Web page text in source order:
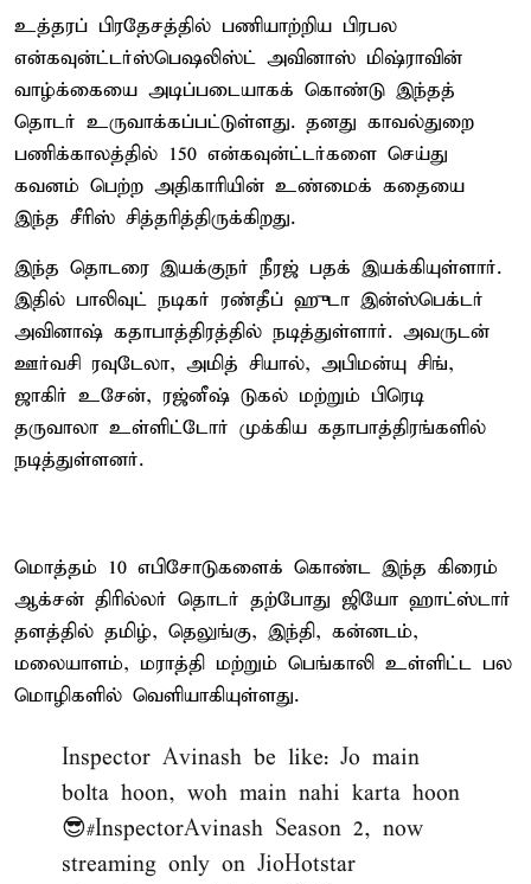
உத்தரப் பிரதேசத்தில் பணியாற்றிய பிரபல
என்கவுன்ட்டர்ஸ்பெஷலிஸ்ட் அவினாஸ் மிஷ்ராவின்
வாழ்க்கையை அடிப்படையாகக் கொண்டு இந்தத்
தொடர் உருவாக்கப்பட்டுள்ளது. தனது காவல்துறை
பணிக்காலத்தில் 150 என்கவுன்ட்டர்களை செய்து
கவனம் பெற்ற அதிகாரியின் உண்மைக் கதையை
இந்த சீரிஸ் சித்தரித்திருக்கிறது.
இந்த தொடரை இயக்குநர் நீரஜ் பதக் இயக்கியுள்ளார்.
இதில் பாலிவுட் நடிகர் ரண்தீப் ஹுடா இன்ஸ்பெக்டர்
அவினாஷ் கதாபாத்திரத்தில் நடித்துள்ளார். அவருடன்
ஊர்வசி ரவுடேலா, அமித் சியால், அபிமன்யு சிங்,
ஜாகிர் உசேன், ரஜ்னீஷ் டுகல் மற்றும் பிரெடி
தருவாலா உள்ளிட்டோர் முக்கிய கதாபாத்திரங்களில்
நடித்துள்ளனர்.
மொத்தம் 10 எபிசோடுகளைக் கொண்ட இந்த கிரைம்
ஆக்சன் திரில்லர் தொடர் தற்போது ஜியோ ஹாட்ஸ்டார்
தளத்தில் தமிழ், தெலுங்கு, இந்தி, கன்னடம்,
மலையாளம், மராத்தி மற்றும் பெங்காலி உள்ளிட்ட பல
மொழிகளில் வெளியாகியுள்ளது.
Inspector Avinash be like: Jo main
bolta hoon, woh main nahi karta hoon
😎#InspectorAvinash Season 2, now
streaming only on JioHotstar